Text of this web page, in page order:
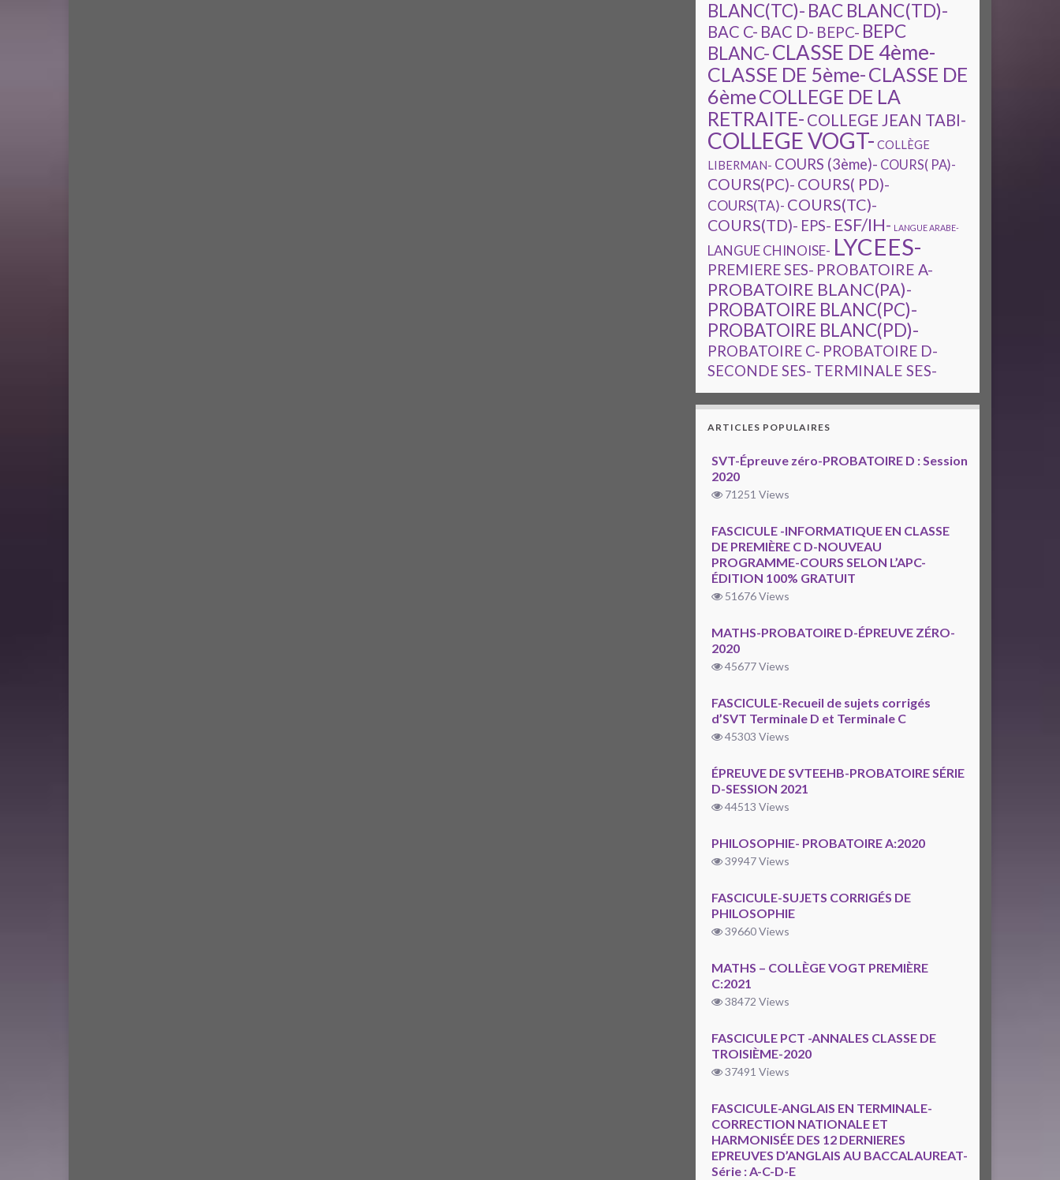
BLANC(TC)- BAC BLANC(TD)-
BAC C- BAC D- BEPC- BEPC
BLANC-CLASSE DE 4ème-
CLASSE DE 5ème-CLASSE DE
6èmeCOLLEGE DE LA
RETRAITE- COLLEGE JEAN TABI-
COLLEGE VOGT- COLLÈGE
LIBERMAN- COURS (3ème)- COURS( PA)-
COURS(PC)- COURS( PD)-
COURS(TA)- COURS(TC)-
COURS(TD)- EPS- ESF/IH- LANGUE ARABE-
LANGUE CHINOISE- LYCEES-
PREMIERE SES- PROBATOIRE A-
PROBATOIRE BLANC(PA)-
PROBATOIRE BLANC(PC)-
PROBATOIRE BLANC(PD)-
PROBATOIRE C- PROBATOIRE D-
SECONDE SES- TERMINALE SES-
ARTICLES POPULAIRES
SVT-Épreuve zéro-PROBATOIRE D : Session
2020
71251 Views
FASCICULE -INFORMATIQUE EN CLASSE
DE PREMIÈRE C D-NOUVEAU
PROGRAMME-COURS SELON L’APC-
ÉDITION 100% GRATUIT
51676 Views
MATHS-PROBATOIRE D-ÉPREUVE ZÉRO-
2020
45677 Views
FASCICULE-Recueil de sujets corrigés
d’SVT Terminale D et Terminale C
45303 Views
ÉPREUVE DE SVTEEHB-PROBATOIRE SÉRIE
D-SESSION 2021
44513 Views
PHILOSOPHIE- PROBATOIRE A:2020
39947 Views
FASCICULE-SUJETS CORRIGÉS DE
PHILOSOPHIE
39660 Views
MATHS – COLLÈGE VOGT PREMIÈRE
C:2021
38472 Views
FASCICULE PCT -ANNALES CLASSE DE
TROISIÈME-2020
37491 Views
FASCICULE-ANGLAIS EN TERMINALE-
CORRECTION NATIONALE ET
HARMONISÉE DES 12 DERNIERES
EPREUVES D’ANGLAIS AU BACCALAUREAT-
Série : A-C-D-E